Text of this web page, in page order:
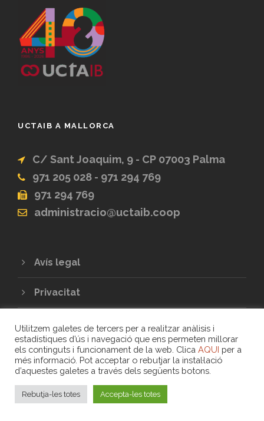
UCTAIB A MALLORCA
C/ Sant Joaquim, 9 - CP 07003 Palma
971 205 028 - 971 294 769
971 294 769
administracio@uctaib.coop
Avís legal
Privacitat
COPYRIGHT 2020 - UNIÓ DE COOPERATIVES
DE TREBALL ASSOCIAT DE LES ILLES
Utilitzem galetes de tercers per a realitzar anàlisis i
estadístiques d’ús i navegació que ens permeten millorar
els continguts i funcionament de la web. Clica AQUI per a
més informació. Pot acceptar o rebutjar la instal·lació
d’aquestes galetes a través dels següents botons.
Rebutja-les totes Accepta-les totes